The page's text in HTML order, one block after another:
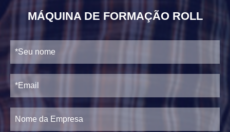
MÁQUINA DE FORMAÇÃO ROLL